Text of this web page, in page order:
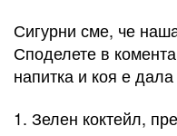
Сигурни сме, че
Споделете в
напитка и коя е
1. Зелен коктейл,